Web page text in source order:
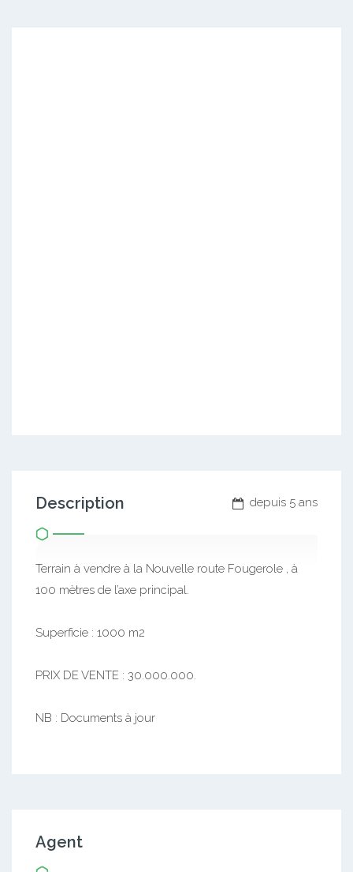
depuis 5 ans
Description
Terrain à vendre à la Nouvelle route Fougerole , à
100 mètres de l’axe principal.
Superficie : 1000 m2
PRIX DE VENTE : 30.000.000.
NB : Documents à jour
Agent